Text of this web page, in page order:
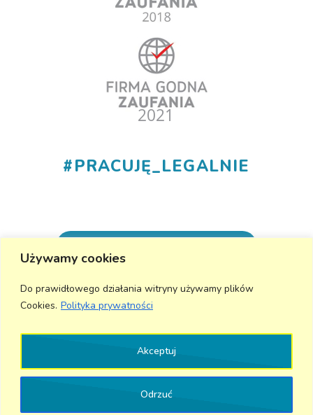
Używamy cookies
Do prawidłowego działania witryny używamy plików
Cookies. Polityka prywatności
Odrzuć
Akceptuj
#PRACUJĘ_LEGALNIE
+48 530 555 015
info@aktivmed24.pl